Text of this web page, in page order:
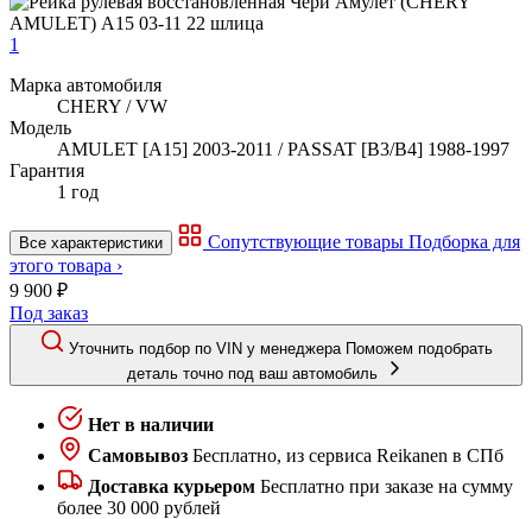
1
Марка автомобиля
CHERY / VW
Модель
AMULET [A15] 2003-2011 / PASSAT [B3/B4] 1988-1997
Гарантия
1 год
Все характеристики Сопутствующие товары Подборка для
этого товара ›
9 900 ₽
Под заказ
Уточнить подбор по VIN у менеджера Поможем подобрать
деталь точно под ваш автомобиль
Нет в наличии
Самовывоз Бесплатно, из сервиса Reikanen в СПб
Доставка курьером Бесплатно при заказе на сумму
более 30 000 рублей